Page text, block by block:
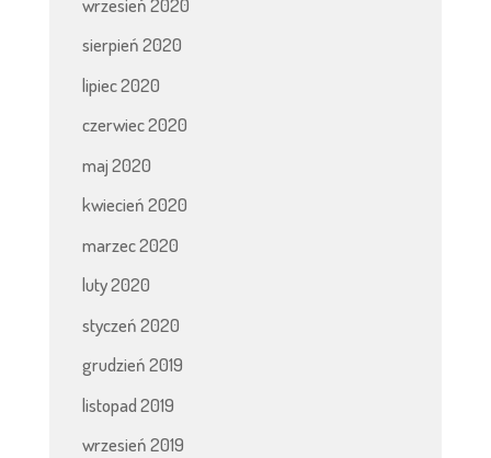
sierpień 2020
lipiec 2020
czerwiec 2020
maj 2020
kwiecień 2020
marzec 2020
luty 2020
styczeń 2020
grudzień 2019
listopad 2019
wrzesień 2019